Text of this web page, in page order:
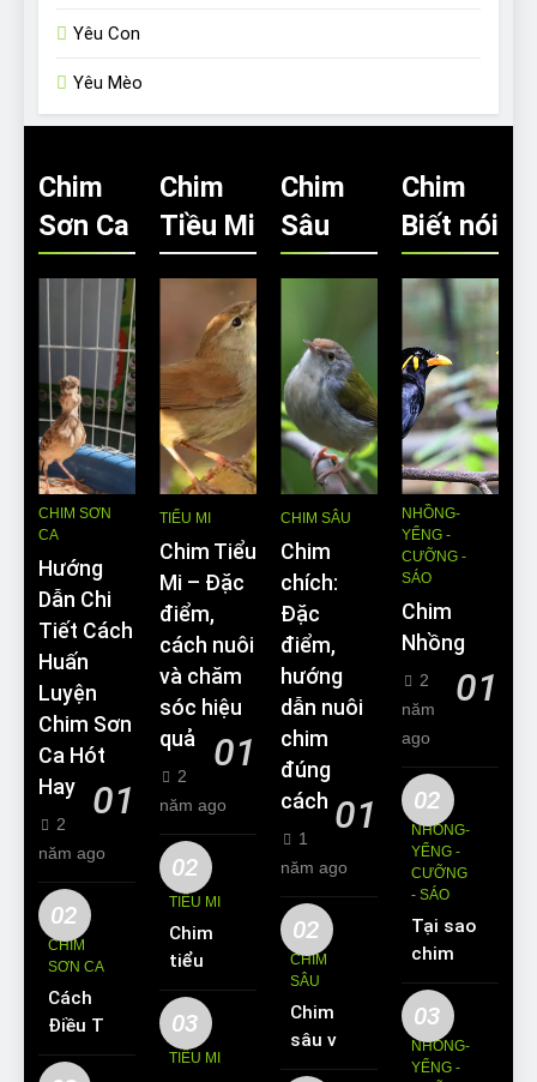
Yêu Con
Yêu Mèo
Chim
Sơn Ca
CHIM SƠN
CA
Hướng
Dẫn Chi
Tiết Cách
Huấn
Luyện
Chim Sơn
Ca Hót
Hay
01
2
năm ago
02
CHIM
SƠN CA
Cách
Điều Trị
Hiệu
Chim
Tiều Mi
TIỂU MI
Chim Tiểu
Mi – Đặc
điểm,
cách nuôi
và chăm
sóc hiệu
quả
01
2
năm ago
02
TIỂU MI
Chim
tiểu mi
ăn gì?
Kinh
nghiệm
03
TIỂU MI
Chim
Sâu
CHIM SÂU
Chim
chích:
Đặc
điểm,
hướng
dẫn nuôi
chim
đúng
cách 01
1
năm ago
02
CHIM
SÂU
Chim
sâu và
những
Chim
Biết nói
NHỒNG-
YỂNG -
CƯỠNG -
SÁO
Chim
Nhồng
01
2
năm
ago
02
NHỒNG-
YỂNG -
CƯỠNG
- SÁO
Tại sao
chim
Sáo lại
được
yêu
thích
03
NHỒNG-
YỂNG -